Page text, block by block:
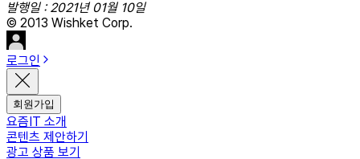
발행일 : 2021년 01월 10일
© 2013 Wishket Corp.
로그인
회원가입
요즘IT 소개
콘텐츠 제안하기
광고 상품 보기